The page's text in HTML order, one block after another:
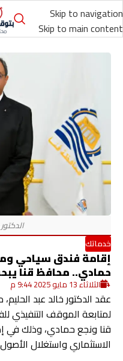
Skip to navigation
Skip to main content
خدماتك
إقامة فندق سياحي
حمادي.. محافظ قنا
الثلاثاء 13 مايو 2025 9:44 م
عقد الدكتور خالد عبد
لمتابعة الموقف التنفيذي
قنا ونجع حمادي، وذلك في
الاستثماري واستغلال